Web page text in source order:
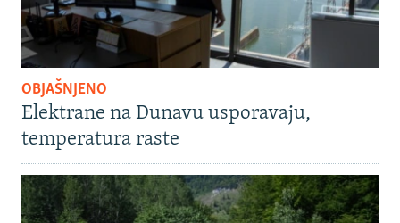
OBJAŠNJENO
Elektrane na Dunavu usporavaju,
temperatura raste